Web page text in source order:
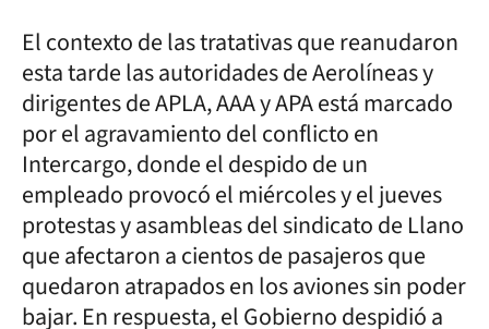
El contexto de las tratativas que reanudaron
esta tarde las autoridades de Aerolíneas y
dirigentes de APLA, AAA y APA está marcado
por el agravamiento del conflicto en
Intercargo, donde el despido de un
empleado provocó el miércoles y el jueves
protestas y asambleas del sindicato de Llano
que afectaron a cientos de pasajeros que
quedaron atrapados en los aviones sin poder
bajar. En respuesta, el Gobierno despidió a